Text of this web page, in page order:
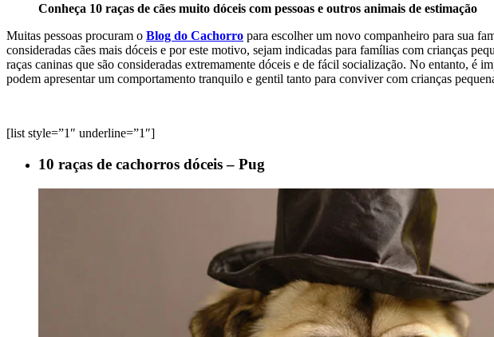
Conheça 10 raças de cães muito dóceis com pessoas e outros animais de estimação
Muitas pessoas procuram o Blog do Cachorro para escolher um novo companheiro para sua
consideradas cães mais dóceis e por este motivo, sejam indicadas para famílias com crianças
raças caninas que são consideradas extremamente dóceis e de fácil socialização. No entanto, é
podem apresentar um comportamento tranquilo e gentil tanto para conviver com crianças
[list style=”1″ underline=”1″]
10 raças de cachorros dóceis – Pug